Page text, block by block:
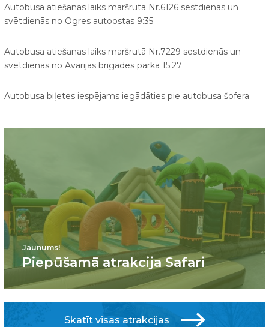
Autobusa atiešanas laiks maršrutā Nr.6126 sestdienās un
svētdienās no Ogres autoostas 9:35
Autobusa atiešanas laiks maršrutā Nr.7229 sestdienās un
svētdienās no Avārijas brigādes parka 15:27
Autobusa biļetes iespējams iegādāties pie autobusa šofera.
Jaunums!
Piepūšamā atrakcija Safari
Skatīt visas atrakcijas